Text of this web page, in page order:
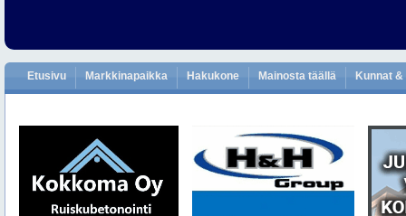
Etusivu Markkinapaikka Hakukone Mainosta täällä Kunnat